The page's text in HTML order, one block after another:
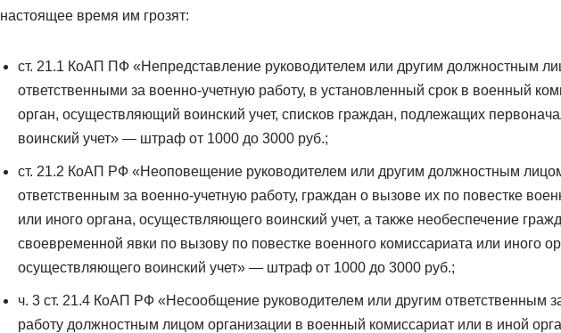
настоящее время им грозят:
ст. 21.1 КоАП ПФ «Непредставление руководителем или другим должностным
ответственными за военно-учетную работу, в установленный срок в военный
орган, осуществляющий воинский учет, списков граждан, подлежащих
воинский учет» — штраф от 1000 до 3000 руб.;
ст. 21.2 КоАП РФ «Неоповещение руководителем или другим должностным
ответственным за военно-учетную работу, граждан о вызове их по повестке
или иного органа, осуществляющего воинский учет, а также необеспечение
своевременной явки по вызову по повестке военного комиссариата или иного
осуществляющего воинский учет» — штраф от 1000 до 3000 руб.;
ч. 3 ст. 21.4 КоАП РФ «Несообщение руководителем или другим ответственным
работу должностным лицом организации в военный комиссариат или в иной